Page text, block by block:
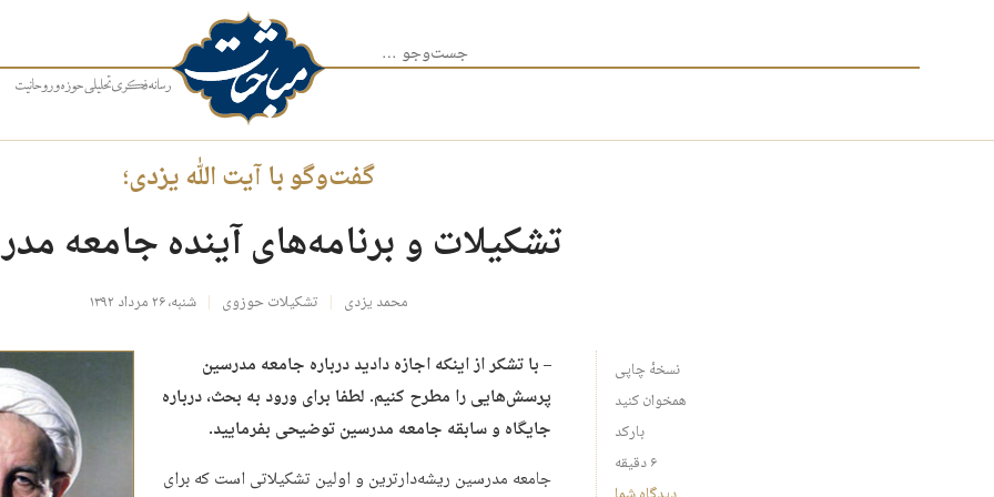
جست‌وجو برای:
گفت‌وگو با آیت الله یزدی؛
تشکیلات و برنامه‌های آینده جامعه
محمد یزدی تشکیلات حوزوی شنبه، ۲۶ مرداد ۱۳۹۲
نسخهٔ چاپی
همخوان کنید
بارکد
۶ دقیقه
– با تشکر از اینکه اجازه دادید درباره جامعه مدرسین
پرسش‌هایی را مطرح کنیم. لطفا برای ورود به بحث، درباره
جایگاه و سابقه جامعه مدرسین توضیحی بفرمایید.
جامعه مدرسین ریشه‌دارترین و اولین تشکیلاتی است که برای